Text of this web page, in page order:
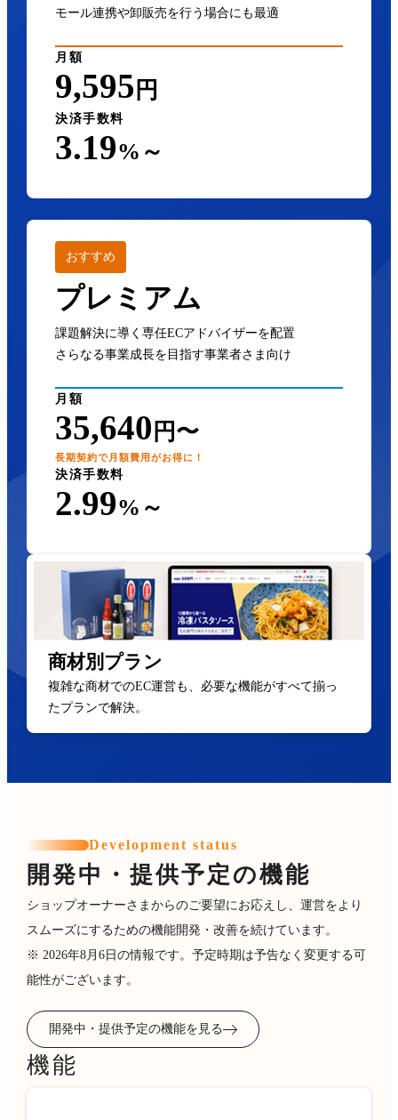
モール連携や卸販売を行う場合にも最適
月額
9,595 円
決済手数料
3.19%～
おすすめ
プレミアム
課題解決に導く専任ECアドバイザーを配置
さらなる事業成長を目指す事業者さま向け
月額
35,640 円〜
長期契約で月額費用がお得に！
決済手数料
2.99%～
商材別プラン
複雑な商材でのEC運営も、必要な機能がすべて揃っ
たプランで解決。
Development status
開発中・提供予定の機能
ショップオーナーさまからのご要望にお応えし、運営をより
スムーズにするための機能開発・改善を続けています。
※ 2026年8月6日の情報です。予定時期は予告なく変更する可
能性がございます。
開発中・提供予定の機能を見る
機能